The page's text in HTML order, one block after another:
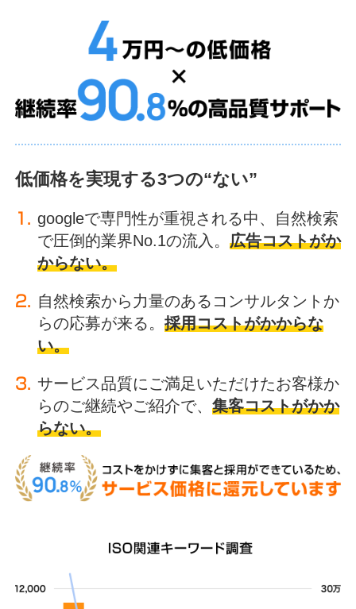
低価格を実現する3つの“ない”
googleで専門性が重視される中、自然検索
で圧倒的業界No.1の流入。 広告コストがか
からない。
自然検索から力量のあるコンサルタントか
らの応募が来る。 採用コストがかからな
い。
サービス品質にご満足いただけたお客様か
らのご継続やご紹介で、 集客コストがかか
らない。